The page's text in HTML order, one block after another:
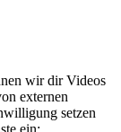
wir dir Videos
externen
setzen
ein: